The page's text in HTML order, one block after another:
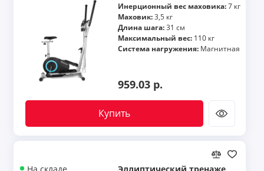
Инерционный вес маховика:7 кг
Маховик:3,5 кг
Длина шага:31 см
Максимальный вес: 110 кг
Система нагружения: Магнитная
959.03 р.
Купить